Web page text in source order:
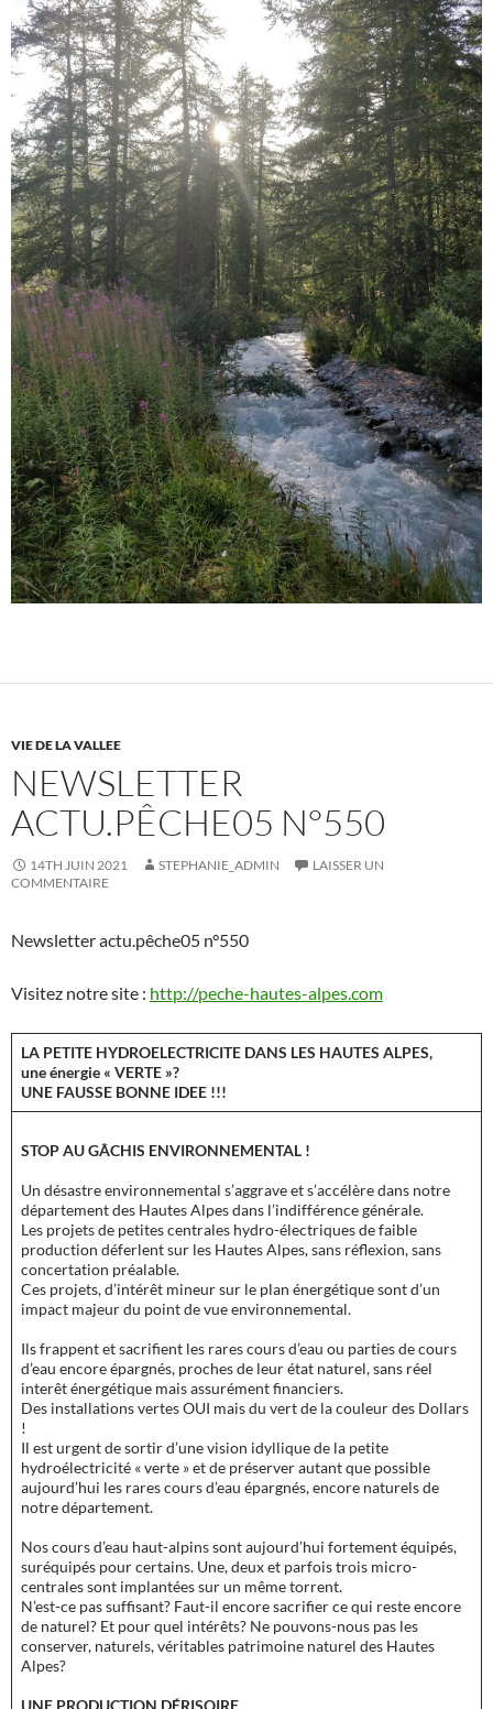
VIE DE LA VALLEE
NEWSLETTER
ACTU.PÊCHE05 N°550
14TH JUIN 2021 STEPHANIE_ADMIN
LAISSER UN
COMMENTAIRE
Newsletter actu.pêche05 n°550
Visitez notre site : http://peche-hautes-alpes.com
LA PETITE HYDROELECTRICITE DANS LES HAUTES ALPES,
une énergie « VERTE »?
UNE FAUSSE BONNE IDEE !!!
STOP AU GÂCHIS ENVIRONNEMENTAL !
Un désastre environnemental s’aggrave et s’accélère dans notre
département des Hautes Alpes dans l’indifférence générale.
Les projets de petites centrales hydro-électriques de faible
production déferlent sur les Hautes Alpes, sans réflexion, sans
concertation préalable.
Ces projets, d’intérêt mineur sur le plan énergétique sont d’un
impact majeur du point de vue environnemental.
Ils frappent et sacrifient les rares cours d’eau ou parties de cours
d’eau encore épargnés, proches de leur état naturel, sans réel
interêt énergétique mais assurément financiers.
Des installations vertes OUI mais du vert de la couleur des Dollars
!
Il est urgent de sortir d’une vision idyllique de la petite
hydroélectricité « verte » et de préserver autant que possible
aujourd’hui les rares cours d’eau épargnés, encore naturels de
notre département.
Nos cours d’eau haut-alpins sont aujourd’hui fortement équipés,
suréquipés pour certains. Une, deux et parfois trois micro-
centrales sont implantées sur un même torrent.
N’est-ce pas suffisant? Faut-il encore sacrifier ce qui reste encore
de naturel? Et pour quel intérêts? Ne pouvons-nous pas les
conserver, naturels, véritables patrimoine naturel des Hautes
Alpes?